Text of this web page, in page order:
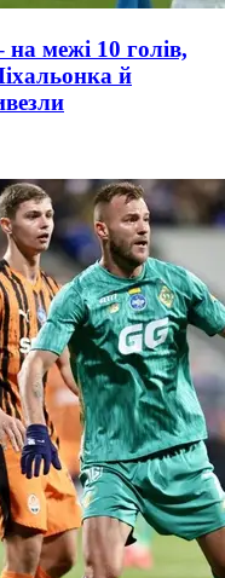
межі 10 голів,
й